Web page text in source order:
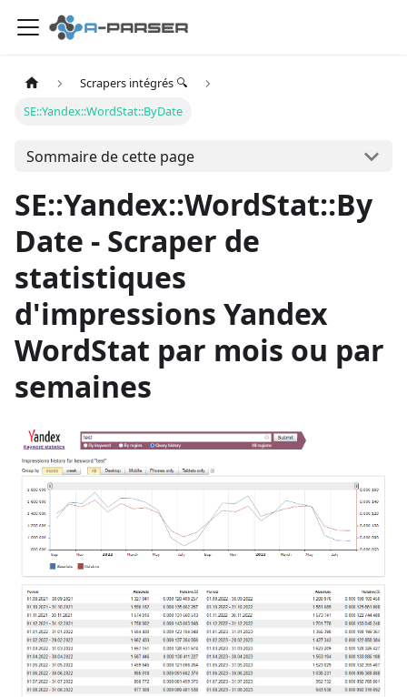
Scrapers intégrés 🔍
SE::Yandex::WordStat::ByDate
Sommaire de cette page
SE::Yandex::WordStat::By
Date - Scraper de
statistiques
d'impressions Yandex
WordStat par mois ou par
semaines